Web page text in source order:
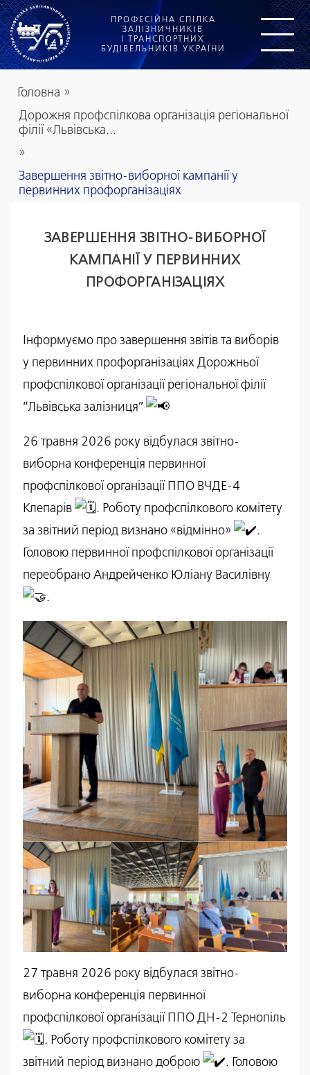
ПРОФЕСІЙНА СПІЛКА
ЗАЛІЗНИЧНИКІВ
І ТРАНСПОРТНИХ
БУДІВЕЛЬНИКІВ УКРАЇНИ
Головна »
Дорожня профспілкова організація регіональної
філії «Львівська...
»
Завершення звітно-виборної кампанії у
первинних профорганізаціях
ЗАВЕРШЕННЯ ЗВІТНО-ВИБОРНОЇ
КАМПАНІЇ У ПЕРВИННИХ
ПРОФОРГАНІЗАЦІЯХ
Інформуємо про завершення звітів та виборів
у первинних профорганізаціях Дорожньої
профспілкової організації регіональної філії
“Львівська залізниця”
26 травня 2026 року відбулася звітно-
виборна конференція первинної
профспілкової організації ППО ВЧДЕ-4
Клепарів
. Роботу профспілкового комітету
за звітний період визнано «відмінно»
.
Головою первинної профспілкової організації
переобрано Андрейченко Юліану Василівну
.
27 травня 2026 року відбулася звітно-
виборна конференція первинної
профспілкової організації ППО ДН-2 Тернопіль
. Роботу профспілкового комітету за
звітний період визнано доброю
. Головою